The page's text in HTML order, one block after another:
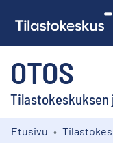
OTOS
Etusivu